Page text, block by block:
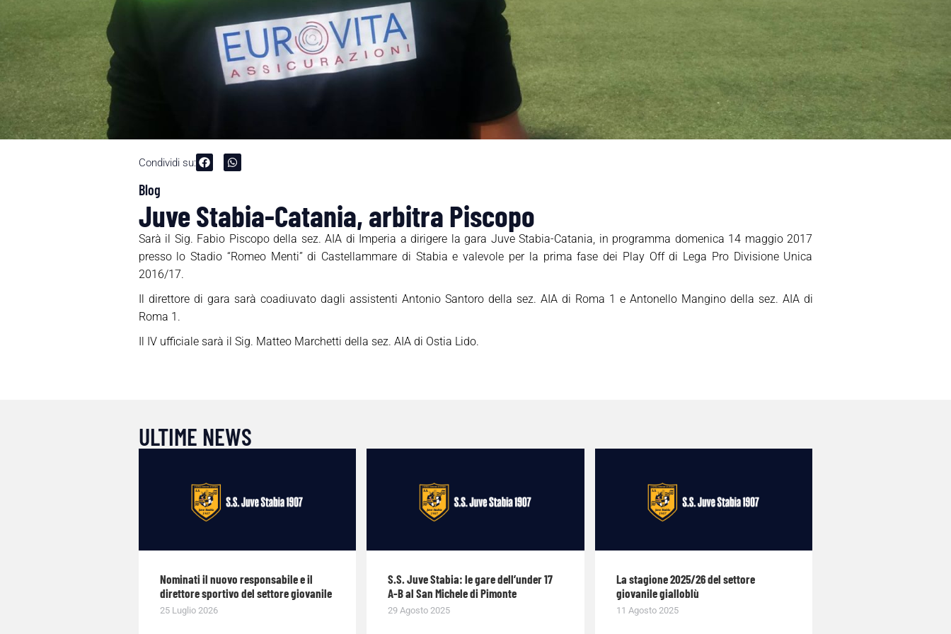
Condividi su:
Blog
Juve Stabia-Catania, arbitra Piscopo
Sarà il Sig. Fabio Piscopo della sez. AIA di Imperia a dirigere la gara Juve Stabia-Catania, in programma domenica 14 maggio 2017
presso lo Stadio “Romeo Menti” di Castellammare di Stabia e valevole per la prima fase dei Play Off di Lega Pro Divisione Unica
2016/17.
Il direttore di gara sarà coadiuvato dagli assistenti Antonio Santoro della sez. AIA di Roma 1 e Antonello Mangino della sez. AIA di
Roma 1.
Il IV ufficiale sarà il Sig. Matteo Marchetti della sez. AIA di Ostia Lido.
ULTIME NEWS
Nominati il nuovo responsabile e il
direttore sportivo del settore giovanile
25 Luglio 2026
S.S. Juve Stabia: le gare dell’under 17
A-B al San Michele di Pimonte
29 Agosto 2025
La stagione 2025/26 del settore
giovanile gialloblù
11 Agosto 2025